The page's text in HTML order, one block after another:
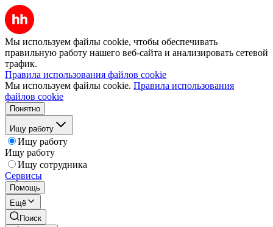
Мы используем файлы cookie, чтобы обеспечивать
правильную работу нашего веб-сайта и анализировать сетевой
трафик.
Правила использования файлов cookie
Мы используем файлы cookie. Правила использования
файлов cookie
Понятно
Ищу работу
Ищу работу
Ищу работу
Ищу сотрудника
Сервисы
Помощь
Ещё
Поиск